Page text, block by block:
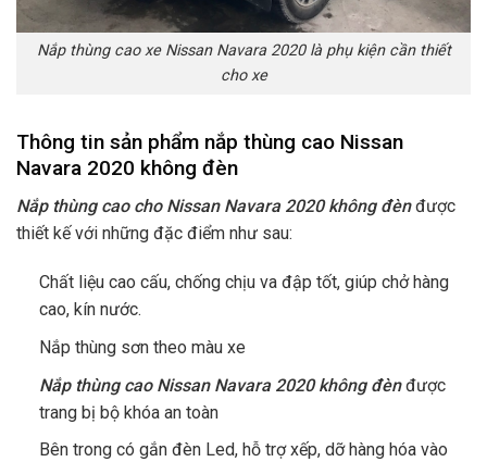
Nắp thùng cao xe Nissan Navara 2020 là phụ kiện cần thiết
cho xe
Thông tin sản phẩm nắp thùng cao Nissan
Navara 2020 không đèn
Nắp thùng cao cho Nissan Navara 2020 không đènđược
thiết kế với những đặc điểm như sau:
Chất liệu cao cấu, chống chịu va đập tốt, giúp chở hàng
cao, kín nước.
Nắp thùng sơn theo màu xe
Nắp thùng cao Nissan Navara 2020 không đènđược
trang bị bộ khóa an toàn
Bên trong có gắn đèn Led, hỗ trợ xếp, dỡ hàng hóa vào